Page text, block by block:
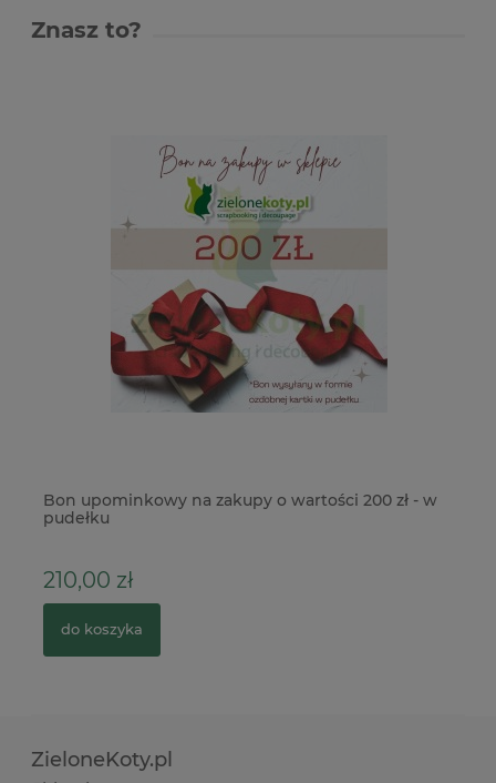
Znasz to?
Bon upominkowy na zakupy o wartości 200 zł - w
pudełku
210,00 zł
do koszyka
ZieloneKoty.pl